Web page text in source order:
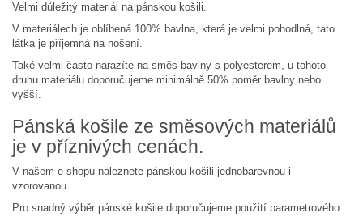
Velmi důležitý materiál na pánskou košili.
V materiálech je oblíbená 100% bavlna, která je velmi pohodlná, tato
látka je příjemná na nošení.
Také velmi často narazíte na směs bavlny s polyesterem, u tohoto
druhu materiálu doporučujeme minimálně 50% poměr bavlny nebo
vyšší.
Pánská košile ze směsových materiálů
je v příznivých cenách.
V našem e-shopu naleznete pánskou košili jednobarevnou i
vzorovanou.
Pro snadný výběr pánské košile doporučujeme použití parametrového